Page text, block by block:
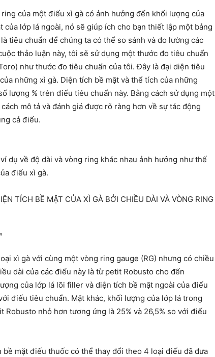
của một điếu xì gà có ảnh hưởng đến khối lượng của
lớp lá ngoài, nó sẽ giúp ích cho bạn thiết lập một bảng
tiêu chuẩn để chúng ta có thể so sánh và đo lường các
thảo luận này, tôi sẽ sử dụng một thước đo tiêu chuẩn
như thước đo tiêu chuẩn của tôi. Đây là đại diện tiêu
những xì gà. Diện tích bề mặt và thể tích của những
lượng % trên điếu tiêu chuẩn này. Bằng cách sử dụng một
mô tả và đánh giá được rõ ràng hơn về sự tác động
cả điếu.
dụ về độ dài và vòng ring khác nhau ảnh hưởng như thế
điếu xì gà.
TÍCH BỀ MẶT CỦA XÌ GÀ BỞI CHIỀU DÀI VÀ VÒNG RING
xì gà với cùng một vòng ring gauge (RG) nhưng có chiều
dài của các điếu này là từ petit Robusto cho đến
của lớp lá lõi filler và diện tích bề mặt ngoài của điếu
điếu tiêu chuẩn. Mặt khác, khối lượng của lớp lá trong
nhỏ hơn tương ứng là 25% và 26,5% so với điếu
mặt điếu thuốc có thể thay đổi theo 4 loại điếu đã đưa